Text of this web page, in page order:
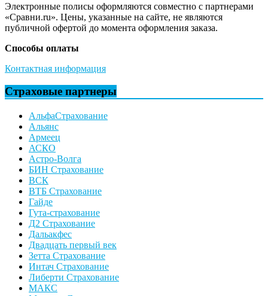
Электронные полисы оформляются совместно с партнерами
«Сравни.ru». Цены, указанные на сайте, не являются
публичной офертой до момента оформления заказа.
Способы оплаты
Контактная информация
Страховые партнеры
АльфаСтрахование
Альянс
Армеец
АСКО
Астро-Волга
БИН Страхование
ВСК
ВТБ Страхование
Гайде
Гута-страхование
Д2 Страхование
Дальакфес
Двадцать первый век
Зетта Страхование
Интач Страхование
Либерти Страхование
МАКС